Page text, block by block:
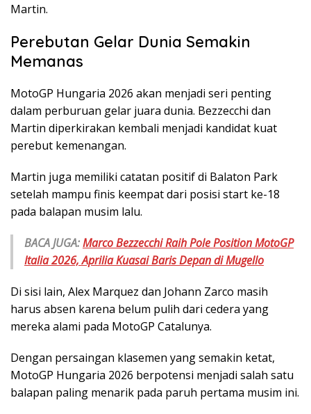
Martin.
Perebutan Gelar Dunia Semakin
Memanas
MotoGP Hungaria 2026 akan menjadi seri penting
dalam perburuan gelar juara dunia. Bezzecchi dan
Martin diperkirakan kembali menjadi kandidat kuat
perebut kemenangan.
Martin juga memiliki catatan positif di Balaton Park
setelah mampu finis keempat dari posisi start ke-18
pada balapan musim lalu.
BACA JUGA:Marco Bezzecchi Raih Pole Position MotoGP
Italia 2026, Aprilia Kuasai Baris Depan di Mugello
Di sisi lain, Alex Marquez dan Johann Zarco masih
harus absen karena belum pulih dari cedera yang
mereka alami pada MotoGP Catalunya.
Dengan persaingan klasemen yang semakin ketat,
MotoGP Hungaria 2026 berpotensi menjadi salah satu
balapan paling menarik pada paruh pertama musim ini.